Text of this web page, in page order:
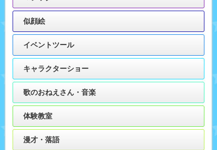
似顔絵
イベントツール
キャラクターショー
歌のおねえさん・音楽
体験教室
漫才・落語